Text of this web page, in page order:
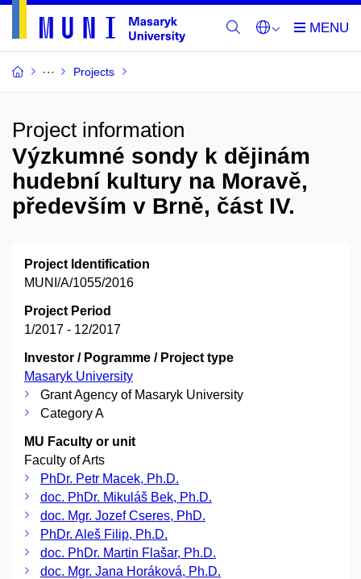
Projects
Project information
Výzkumné sondy k dějinám
hudební kultury na Moravě,
především v Brně, část IV.
Project Identification
MUNI/A/1055/2016
Project Period
1/2017 - 12/2017
Investor / Pogramme / Project type
Masaryk University
Grant Agency of Masaryk University
Category A
MU Faculty or unit
Faculty of Arts
PhDr. Petr Macek, Ph.D.
doc. PhDr. Mikuláš Bek, Ph.D.
doc. Mgr. Jozef Cseres, PhD.
PhDr. Aleš Filip, Ph.D.
doc. PhDr. Martin Flašar, Ph.D.
doc. Mgr. Jana Horáková, Ph.D.